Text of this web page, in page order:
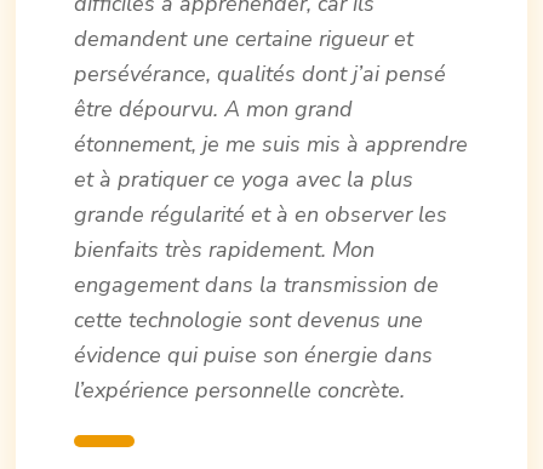
demandent une certaine rigueur et
persévérance, qualités dont j’ai pensé
être dépourvu. A mon grand
étonnement, je me suis mis à apprendre
et à pratiquer ce yoga avec la plus
grande régularité et à en observer les
bienfaits très rapidement. Mon
engagement dans la transmission de
cette technologie sont devenus une
évidence qui puise son énergie dans
l’expérience personnelle concrète.